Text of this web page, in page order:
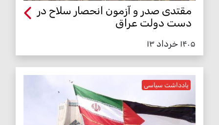
مقتدی صدر و آزمون انحصار سلاح در
دست دولت عراق
۱۴۰۵ خرداد ۱۳
یادداشت سیاسی